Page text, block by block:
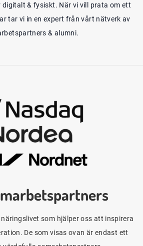
digitalt & fysiskt. När vi vill prata om ett
tar vi in en expert från vårt nätverk av
& alumni.
som hjälper oss att inspirera
De som visas ovan är endast ett